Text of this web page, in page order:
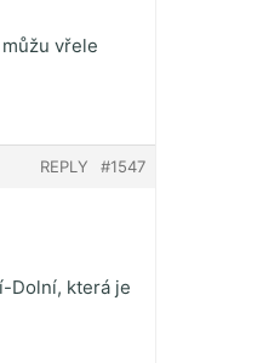
vřele
#1547
REPLY
Dolní, která je